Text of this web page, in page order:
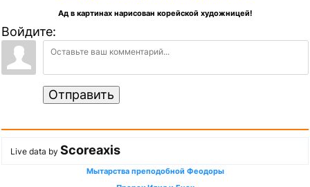
Ад в картинах нарисован корейской художницей!
Войдите:
Отправить
Live data by Scoreaxis
Мытарства преподобной Феодоры